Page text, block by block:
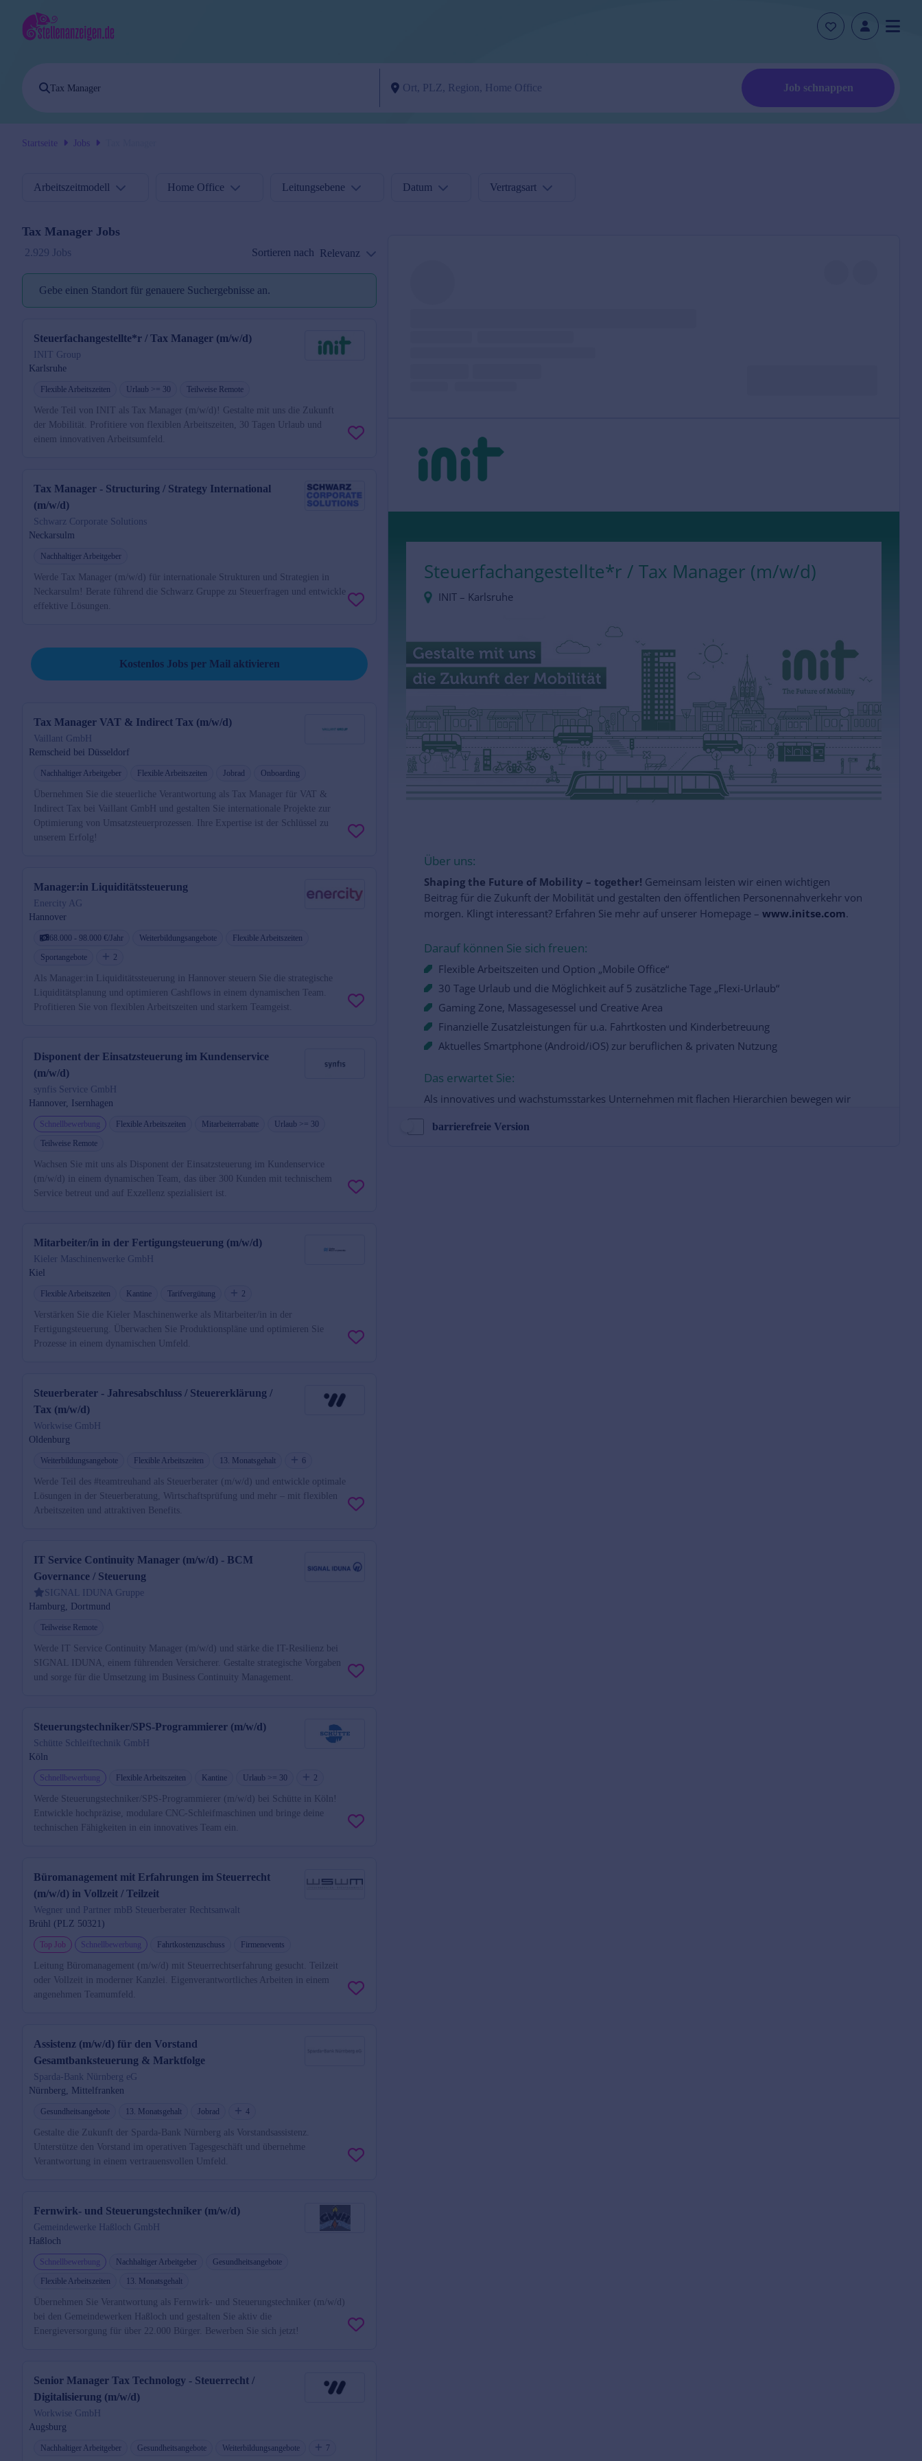
Job schnappen
Startseite Jobs
Arbeitszeitmodell Home Office Leitungsebene Datum Vertragsart
Tax Manager Jobs
2.929 Jobs Sortieren nach Relevanz
Gebe einen Standort für genauere Suchergebnisse an.
Steuerfachangestellte*r / Tax Manager (m/w/d)
INIT Group
Karlsruhe
Flexible Arbeitszeiten Urlaub >= 30 Teilweise Remote
Werde Teil von INIT als Tax Manager (m/w/d)! Gestalte mit uns die Zukunft
der Mobilität. Profitiere von flexiblen Arbeitszeiten, 30 Tagen Urlaub und
einem innovativen Arbeitsumfeld.
Tax Manager - Structuring / Strategy International
(m/w/d)
Schwarz Corporate Solutions
Neckarsulm
Nachhaltiger Arbeitgeber
Werde Tax Manager (m/w/d) für internationale Strukturen und Strategien in
Neckarsulm! Berate führend die Schwarz Gruppe zu Steuerfragen und entwickle
effektive Lösungen.
Kostenlos Jobs per Mail aktivieren
Tax Manager VAT & Indirect Tax (m/w/d)
Vaillant GmbH
Remscheid bei Düsseldorf
Nachhaltiger Arbeitgeber Flexible Arbeitszeiten Jobrad Onboarding
Übernehmen Sie die steuerliche Verantwortung als Tax Manager für VAT &
Indirect Tax bei Vaillant GmbH und gestalten Sie internationale Projekte zur
Optimierung von Umsatzsteuerprozessen. Ihre Expertise ist der Schlüssel zu
unserem Erfolg!
Manager:in Liquiditätssteuerung
Enercity AG
Hannover
68.000 - 98.000 €/Jahr Weiterbildungsangebote
Flexible Arbeitszeiten
Sportangebote
2
Als Manager:in Liquiditätssteuerung in Hannover steuern Sie die strategische
Liquiditätsplanung und optimieren Cashflows in einem dynamischen Team.
Profitieren Sie von flexiblen Arbeitszeiten und starkem Teamgeist.
Disponent der Einsatzsteuerung im Kundenservice
(m/w/d)
synfis Service GmbH
Hannover, Isernhagen
Schnellbewerbung Flexible Arbeitszeiten Mitarbeiterrabatte
Urlaub >= 30
Teilweise Remote
Wachsen Sie mit uns als Disponent der Einsatzsteuerung im Kundenservice
(m/w/d) in einem dynamischen Team, das über 300 Kunden mit technischem
Service betreut und auf Exzellenz spezialisiert ist.
Mitarbeiter/in in der Fertigungsteuerung (m/w/d)
Kieler Maschinenwerke GmbH
Kiel
Flexible Arbeitszeiten Kantine Tarifvergütung 2
Verstärken Sie die Kieler Maschinenwerke als Mitarbeiter/in in der
Fertigungsteuerung. Überwachen Sie Produktionspläne und optimieren Sie
Prozesse in einem dynamischen Umfeld.
Steuerberater - Jahresabschluss / Steuererklärung /
Tax (m/w/d)
Workwise GmbH
Oldenburg
Weiterbildungsangebote Flexible Arbeitszeiten 13. Monatsgehalt 6
Werde Teil des #teamtreuhand als Steuerberater (m/w/d) und entwickle optimale
Lösungen in der Steuerberatung, Wirtschaftsprüfung und mehr – mit flexiblen
Arbeitszeiten und attraktiven Benefits.
IT Service Continuity Manager (m/w/d) - BCM
Governance / Steuerung
SIGNAL IDUNA Gruppe
Hamburg, Dortmund
Teilweise Remote
Werde IT Service Continuity Manager (m/w/d) und stärke die IT-Resilienz bei
SIGNAL IDUNA, einem führenden Versicherer. Gestalte strategische Vorgaben
und sorge für die Umsetzung im Business Continuity Management.
Steuerungstechniker/SPS-Programmierer (m/w/d)
Schütte Schleiftechnik GmbH
Köln
Schnellbewerbung Flexible Arbeitszeiten Kantine Urlaub >= 30 2
Werde Steuerungstechniker/SPS-Programmierer (m/w/d) bei Schütte in Köln!
Entwickle hochpräzise, modulare CNC-Schleifmaschinen und bringe deine
technischen Fähigkeiten in ein innovatives Team ein.
Büromanagement mit Erfahrungen im Steuerrecht
(m/w/d) in Vollzeit / Teilzeit
Wegner und Partner mbB Steuerberater Rechtsanwalt
Brühl (PLZ 50321)
Top Job Schnellbewerbung Fahrtkostenzuschuss Firmenevents
Leitung Büromanagement (m/w/d) mit Steuerrechtserfahrung gesucht. Teilzeit
oder Vollzeit in moderner Kanzlei. Eigenverantwortliches Arbeiten in einem
angenehmen Teamumfeld.
Assistenz (m/w/d) für den Vorstand
Gesamtbanksteuerung & Marktfolge
Sparda-Bank Nürnberg eG
Nürnberg, Mittelfranken
Gesundheitsangebote 13. Monatsgehalt Jobrad 4
Gestalte die Zukunft der Sparda-Bank Nürnberg als Vorstandsassistenz.
Unterstütze den Vorstand im operativen Tagesgeschäft und übernehme
Verantwortung in einem vertrauensvollen Umfeld.
Fernwirk- und Steuerungstechniker (m/w/d)
Gemeindewerke Haßloch GmbH
Haßloch
Schnellbewerbung Nachhaltiger Arbeitgeber
Gesundheitsangebote
Flexible Arbeitszeiten
13. Monatsgehalt
Übernehmen Sie Verantwortung als Fernwirk- und Steuerungstechniker (m/w/d)
bei den Gemeindewerken Haßloch und gestalten Sie aktiv die
Energieversorgung für über 22.000 Bürger. Bewerben Sie sich jetzt!
Senior Manager Tax Technology - Steuerrecht /
Digitalisierung (m/w/d)
Workwise GmbH
Augsburg
Nachhaltiger Arbeitgeber Gesundheitsangebote Weiterbildungsangebote 7
barrierefreie Version